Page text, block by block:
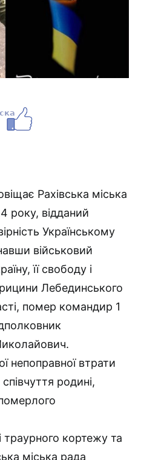
Рахівська міська
року, відданий
Українському
військовий
її свободу і
Лебединського
помер командир 1
непоправної втрати
родині,
траурного кортежу та
міська рада